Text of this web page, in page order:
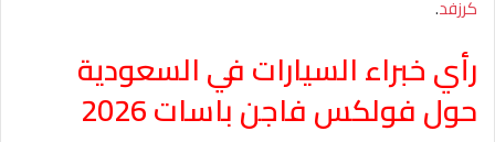
كرزفد.
رأي خبراء السيارات في السعودية
حول فولكس فاجن باسات 2026